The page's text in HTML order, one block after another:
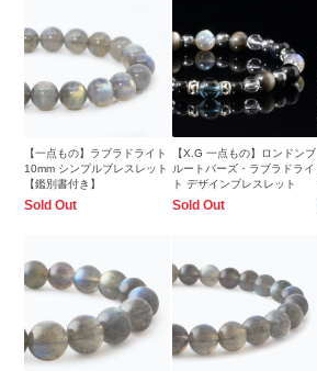
【一点もの】ラブラドライト
10mm シンプルブレスレット
【鑑別書付き】
Sold Out
【X.G 一点もの】ロンドンブ
ルートパーズ・ラブラドライ
ト デザインブレスレット
Sold Out